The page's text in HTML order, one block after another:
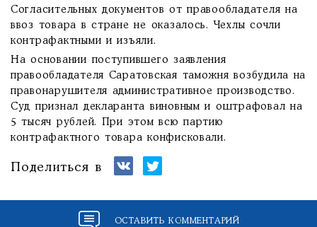
Согласительных документов от правообладателя на
ввоз товара в стране не оказалось. Чехлы сочли
контрафактными и изъяли.
На основании поступившего заявления
правообладателя Саратовская таможня возбудила на
правонарушителя административное производство.
Суд признал декларанта виновным и оштрафовал на
5 тысяч рублей. При этом всю партию
контрафактного товара конфисковали.
Поделиться в
ОСТАВИТЬ КОММЕНТАРИЙ